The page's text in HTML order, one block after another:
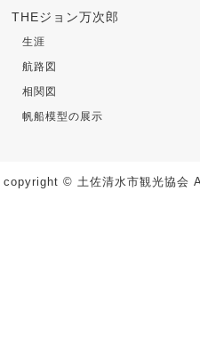
THEジョン万次郎
生涯
航路図
相関図
帆船模型の展示
copyright © 土佐清水市観光協会